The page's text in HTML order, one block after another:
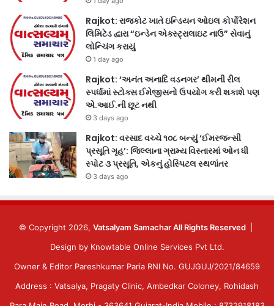
Rajkot: રાજકોટ ખાતે ઇન્ડિયન ઓઇલ કોર્પોરેશન
લિમિટેડ દ્વારા “ઇન્ડેન એક્સ્ટ્રાલાઇટ નાઉ” સેવાનું
લોન્ચિંગ કરાયું
1 day ago
Rajkot: ‘અનંત અનાદિ વડનગર’ થીમની રીલ
સ્પર્ધામાં સ્ટોક્સ ઈમેજીસનો ઉપયોગ કરી શકાશે પણ
એ.આઈ.ની છૂટ નથી
3 days ago
Rajkot: વરસાદ વચ્ચે ૧૦૮ બન્યું ‘ઈમરજન્સી
પ્રસૂતિ ગૃહ’: જિલ્લાના ગ્રામ્ય વિસ્તારમાં ઓન ધી
સ્પોટ ૩ પ્રસૂતિ, એકનું હોસ્પિટલ સ્થળાંતર
3 days ago
© Copyright 2026, Vatsalyam Samachar All Rights Reserved
Design by Knowtable Online Services Pvt Ltd.
Owner & Editor Pareshkumar Paria RNI No. GUJGUJ/2021/84659
Address : Vatsalya, Pragaty Clinic, Ambedkar Coloney, Rohidash